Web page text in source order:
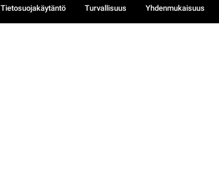
Tietosuojakäytäntö Turvallisuus Yhdenmukaisuus